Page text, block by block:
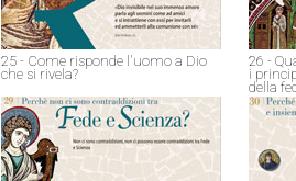
25 - Come risponde l'uomo a Dio
che si rivela?
26 -
i
della